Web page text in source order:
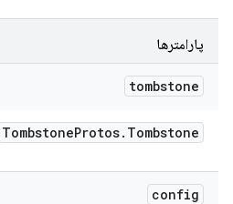
پارامترها
tombstone
TombstoneProtos. Tombstone
config